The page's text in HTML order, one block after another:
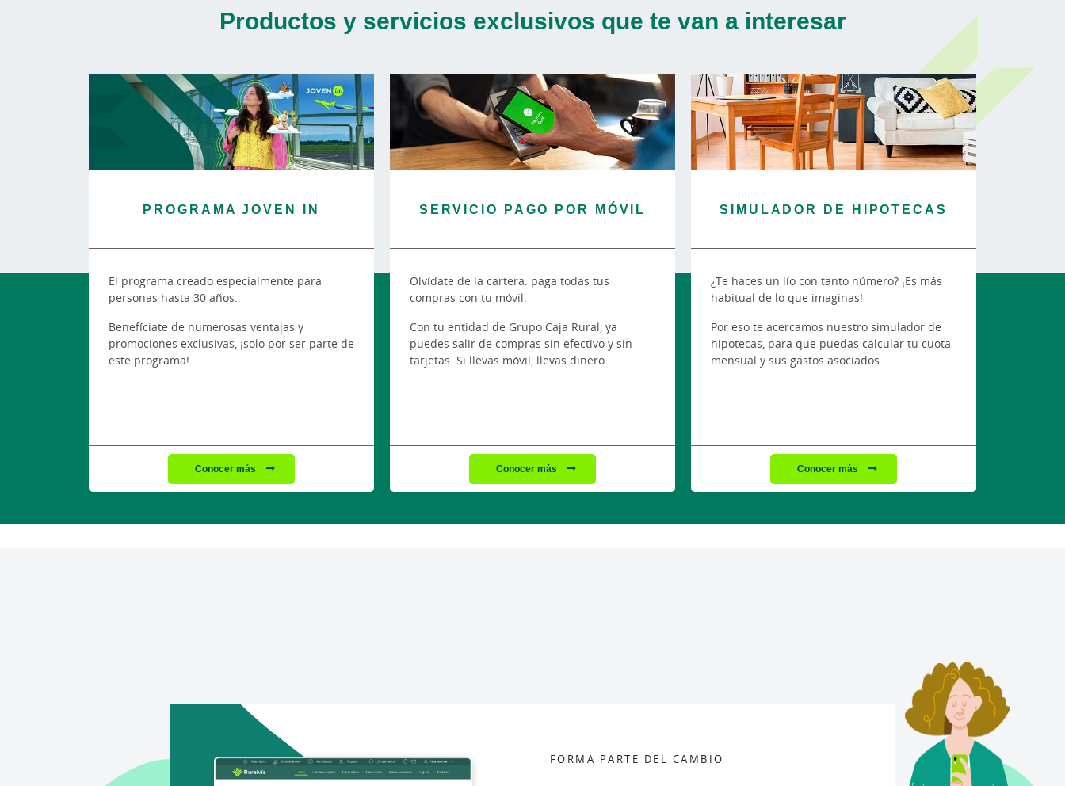
Productos y servicios exclusivos que te van a interesar
PROGRAMA JOVEN IN
El programa creado especialmente para
personas hasta 30 años.
Benefíciate de numerosas ventajas y
promociones exclusivas, ¡solo por ser parte de
este programa!.
Conocer más
SERVICIO PAGO POR MÓVIL
Olvídate de la cartera: paga todas tus
compras con tu móvil.
Con tu entidad de Grupo Caja Rural, ya
puedes salir de compras sin efectivo y sin
tarjetas. Si llevas móvil, llevas dinero.
Conocer más
SIMULADOR DE HIPOTECAS
¿Te haces un lío con tanto número? ¡Es más
habitual de lo que imaginas!
Por eso te acercamos nuestro simulador de
hipotecas, para que puedas calcular tu cuota
mensual y sus gastos asociados.
Conocer más
FORMA PARTE DEL CAMBIO